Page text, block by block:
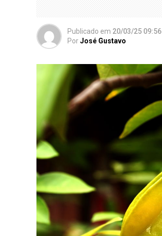
Publicado em 20/03/25 09:56
PorJosé Gustavo